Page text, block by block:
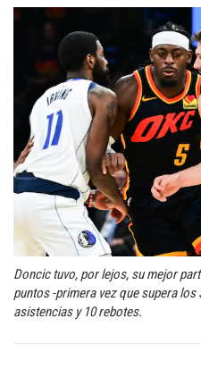
Doncic tuvo, por lejos, su mejor
puntos -primera vez que supera los
asistencias y 10 rebotes.